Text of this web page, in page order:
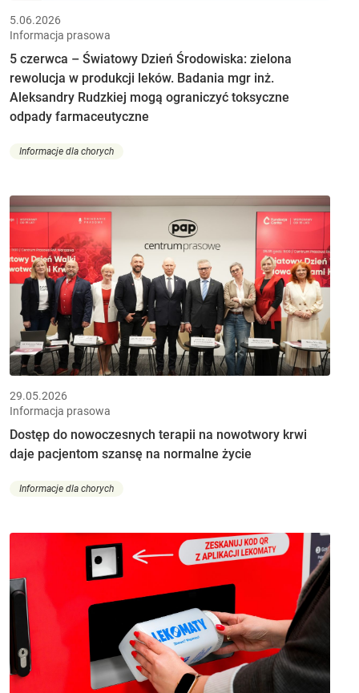
5.06.2026
Informacja prasowa
5 czerwca – Światowy Dzień Środowiska: zielona
rewolucja w produkcji leków. Badania mgr inż.
Aleksandry Rudzkiej mogą ograniczyć toksyczne
odpady farmaceutyczne
Informacje dla chorych
29.05.2026
Informacja prasowa
Dostęp do nowoczesnych terapii na nowotwory krwi
daje pacjentom szansę na normalne życie
Informacje dla chorych